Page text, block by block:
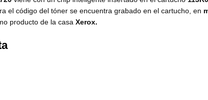
el código del tóner se encuentra grabado en el cartucho, en
producto de la casa Xerox.